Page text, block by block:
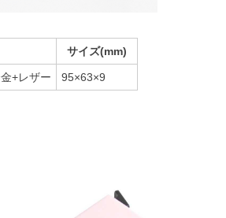
サイズ(mm)
+レザー 95×63×9